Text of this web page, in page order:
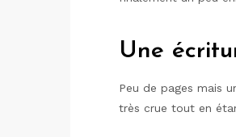
Une
Peu de pages mais
très crue tout en